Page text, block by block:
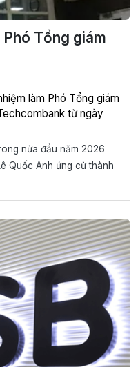
Tổng giám
làm Phó Tổng giám
từ ngày
nửa đầu năm 2026
Quốc Anh ứng cử thành